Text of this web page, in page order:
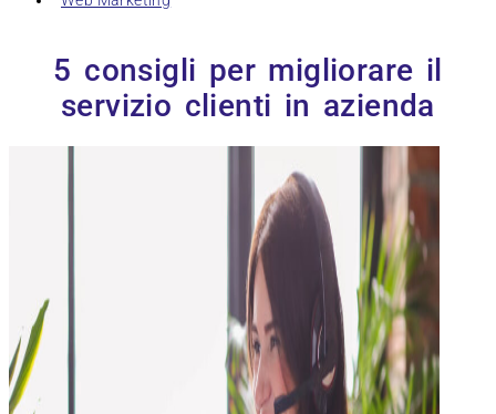
5 consigli per migliorare il
servizio clienti in azienda